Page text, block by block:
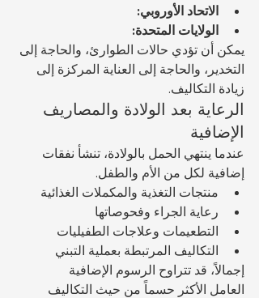
الاتحاد الأوروبي:
الولايات المتحدة:
يمكن أن تؤدي حالات الطوارئ، والحاجة إلى
التخدير، والحاجة إلى العناية المركزة إلى
زيادة التكاليف.
الرعاية بعد الولادة والمصاريف
الإضافية
عندما ينتهي الحمل بالولادة، تنشأ نفقات
إضافية لكل من الأم والطفل.
منتجات التغذية والمكملات الغذائية
رعاية الجراء وفحوصاتها
التطعيمات وعلاجات الطفيليات
التكاليف المرتبطة بعملية التبني
إجمالاً، قد تتراوح الرسوم الإضافية
العامل الأكثر حسماً من حيث التكاليف